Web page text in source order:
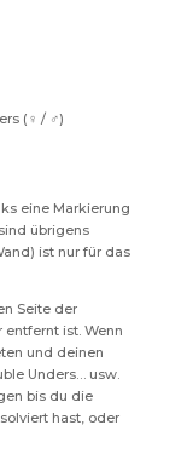
(♀ / ♂)
eine Markierung
übrigens
ist nur für das
Seite der
ist. Wenn
und deinen
Unders… usw.
bis du die
hast, oder